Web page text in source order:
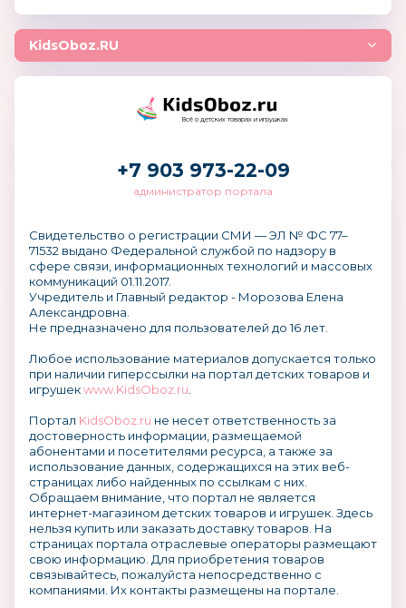
KidsOboz.RU
Всё о детских товарах и игрушках
+7 903 973-22-09
администратор портала
Свидетельство о регистрации СМИ — ЭЛ № ФС 77–
71532 выдано Федеральной службой по надзору в
сфере связи, информационных технологий и массовых
коммуникаций 01.11.2017.
Учредитель и Главный редактор - Морозова Елена
Александровна.
Не предназначено для пользователей до 16 лет.
Любое использование материалов допускается только
при наличии гиперссылки на портал детских товаров и
игрушекwww.KidsOboz.ru
Портал KidsOboz.ru не несет ответственность за
достоверность информации, размещаемой
абонентами и посетителями ресурса, а также за
использование данных, содержащихся на этих веб-
страницах либо найденных по ссылкам с них.
Обращаем внимание, что портал не является
интернет-магазином детских товаров и игрушек. Здесь
нельзя купить или заказать доставку товаров. На
страницах портала отраслевые операторы размещают
свою информацию. Для приобретения товаров
связывайтесь, пожалуйста непосредственно с
компаниями. Их контакты размещены на портале.